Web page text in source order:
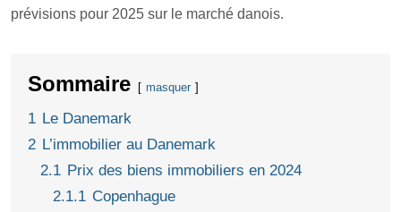
prévisions pour 2025 sur le marché danois.
Sommaire masquer
1 Le Danemark
2 L’immobilier au Danemark
2.1 Prix des biens immobiliers en 2024
2.1.1 Copenhague